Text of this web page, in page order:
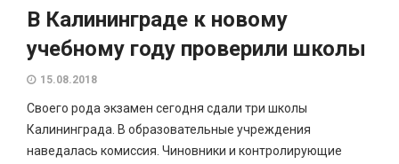
В Калининграде к новому
учебному году проверили школы
15.08.2018
Своего рода экзамен сегодня сдали три школы
Калининграда. В образовательные учреждения
наведалась комиссия. Чиновники и контролирующие